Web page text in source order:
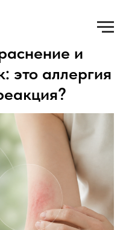
и
это аллергия